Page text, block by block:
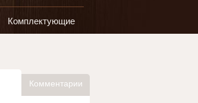
Комплектующие
Комментарии